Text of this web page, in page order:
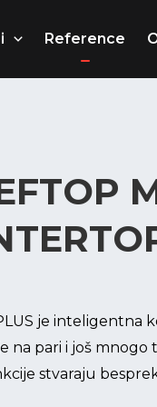
Reference
je inteligentna
na pari i još mnogo
stvaraju